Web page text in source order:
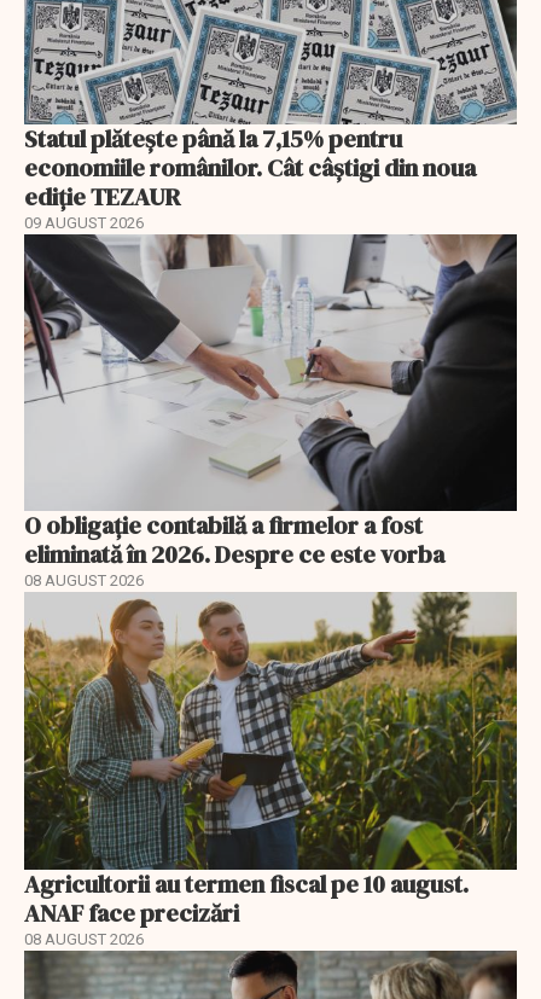
Statul plătește până la 7,15% pentru
economiile românilor. Cât câștigi din noua
ediție TEZAUR
09 AUGUST 2026
O obligație contabilă a firmelor a fost
eliminată în 2026. Despre ce este vorba
08 AUGUST 2026
Agricultorii au termen fiscal pe 10 august.
ANAF face precizări
08 AUGUST 2026